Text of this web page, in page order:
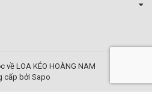
về LOA KÉO HOÀNG NAM
cấp bởi Sapo